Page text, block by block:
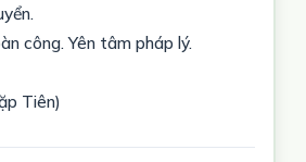
công. Yên tâm pháp lý.
Tiên)